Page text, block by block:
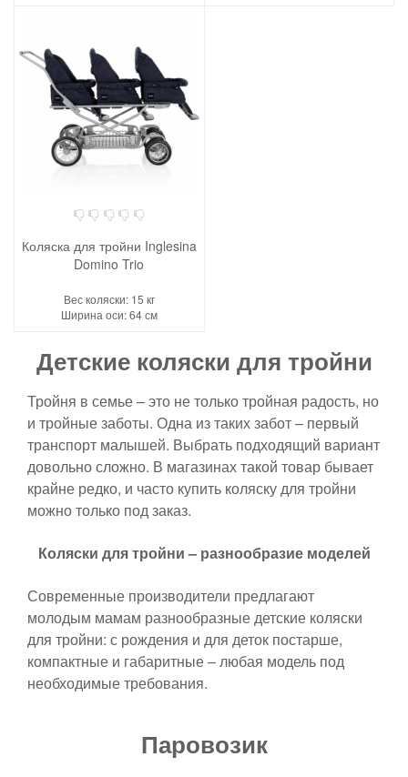
Коляска для тройни Inglesina
Domino Trio
Вес коляски: 15 кг
Ширина оси: 64 см
Детские коляски для тройни
Тройня в семье – это не только тройная радость, но
и тройные заботы. Одна из таких забот – первый
транспорт малышей. Выбрать подходящий вариант
довольно сложно. В магазинах такой товар бывает
крайне редко, и часто купить коляску для тройни
можно только под заказ.
Коляски для тройни – разнообразие моделей
Современные производители предлагают
молодым мамам разнообразные детские коляски
для тройни: с рождения и для деток постарше,
компактные и габаритные – любая модель под
необходимые требования.
Паровозик